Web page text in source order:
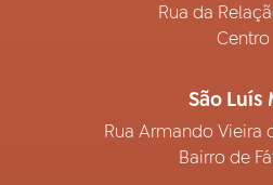
Rua da
Centro
São Luís
Rua Armando Vieira
Bairro de